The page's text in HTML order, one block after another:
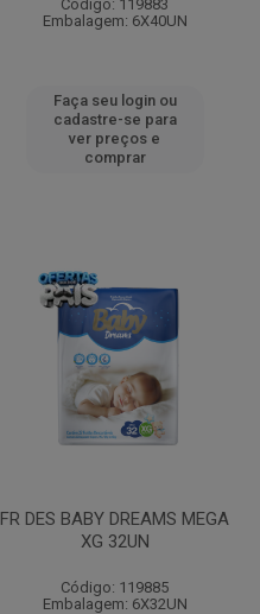
Código: 119883
Embalagem: 6X40UN
Faça seu login ou
cadastre-se para
ver preços e
comprar
FR DES BABY DREAMS MEGA
XG 32UN
Código: 119885
Embalagem: 6X32UN